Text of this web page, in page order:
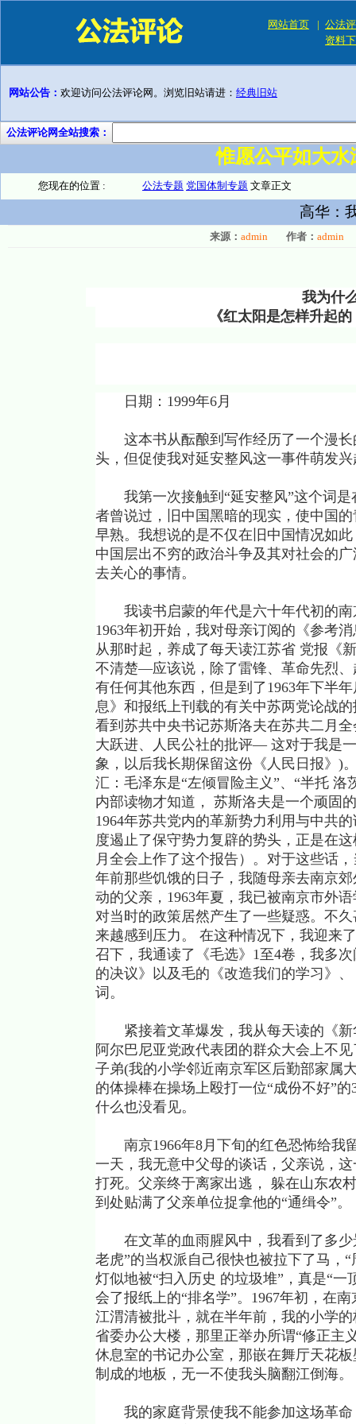
网站首页 | 公法
资料
网站公告： 欢迎访问公法评论网。浏览旧站请进： 经典旧站
公法评论网全站搜索：
惟愿公平如大
您现在的位置 : 公法专题 党国体制专题 文章正文
高华：
来源： admin 作者： admin
我为什
《红太阳是怎样升起
日期：1999年6月
这本书从酝酿到写作经历了一个漫长
头，但促使我对延安整风这一事件萌发
我第一次接触到“延安整风”这个词是
者曾说过，旧中国黑暗的现实，使中国
早熟。我想说的是不仅在旧中国情况如
中国层出不穷的政治斗争及其对社会的
去关心的事情。
我读书启蒙的年代是六十年代初的南
1963年初开始，我对母亲订阅的《参考
从那时起，养成了每天读江苏省 党报《
不清楚—应该说，除了雷锋、革命先烈
有任何其他东西，但是到了1963年下半
息》和报纸上刊载的有关中苏两党论战
看到苏共中央书记苏斯洛夫在苏共二月
大跃进、人民公社的批评— 这对于我是
象，以后我长期保留这份《人民日报》)
汇：毛泽东是“左倾冒险主义”、“半托
内部读物才知道， 苏斯洛夫是一个顽固
1964年苏共党内的革新势力利用与中共
度遏止了保守势力复辟的势头，正是在
月全会上作了这个报告）。对于这些话
年前那些饥饿的日子，我随母亲去南京
动的父亲，1963年夏，我已被南京市外
对当时的政策居然产生了一些疑惑。不
来越感到压力。 在这种情况下，我迎来
召下，我通读了《毛选》1至4卷，我多
的决议》以及毛的《改造我们的学习》
词。
紧接着文革爆发，我从每天读的《新
阿尔巴尼亚党政代表团的群众大会上不
子弟(我的小学邻近南京军区后勤部家属
的体操棒在操场上殴打一位“成份不好”
什么也没看见。
南京1966年8月下旬的红色恐怖给我
一天，我无意中父母的谈话，父亲说，
打死。父亲终于离家出逃， 躲在山东农
到处贴满了父亲单位捉拿他的“通缉令”。
在文革的血雨腥风中，我看到了多少
老虎”的当权派自己很快也被拉下了马，
灯似地被“扫入历史 的垃圾堆”，真是“
会了报纸上的“排名学”。1967年初，在
江渭清被批斗，就在半年前，我的小学
省委办公大楼，那里正举办所谓“修正主
休息室的书记办公室，那嵌在舞厅天花
制成的地板，无一不使我头脑翻江倒海。
我的家庭背景使我不能参加这场革命